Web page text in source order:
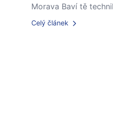
Morava Baví tě
Celý článek